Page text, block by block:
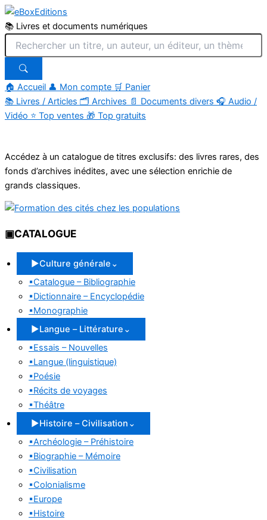
📚 Livres et documents numériques
🏠 Accueil 👤 Mon compte 🛒 Panier
📚 Livres / Articles 🗂 Archives 📄 Documents divers 🎧 Audio /
Vidéo ⭐ Top ventes 🎁 Top gratuits
contenu
Accédez à un catalogue de titres exclusifs: des livres rares, des
fonds d’archives inédites, avec une sélection enrichie de
grands classiques.
▣CATALOGUE
▶Culture générale ⌄
▪Catalogue – Bibliographie
▪Dictionnaire – Encyclopédie
▪Monographie
▶Langue – Littérature ⌄
▪Essais – Nouvelles
▪Langue (linguistique)
▪Poésie
▪Récits de voyages
▪Théâtre
▶Histoire – Civilisation ⌄
▪Archéologie – Préhistoire
▪Biographie – Mémoire
▪Civilisation
▪Colonialisme
▪Europe
▪Histoire